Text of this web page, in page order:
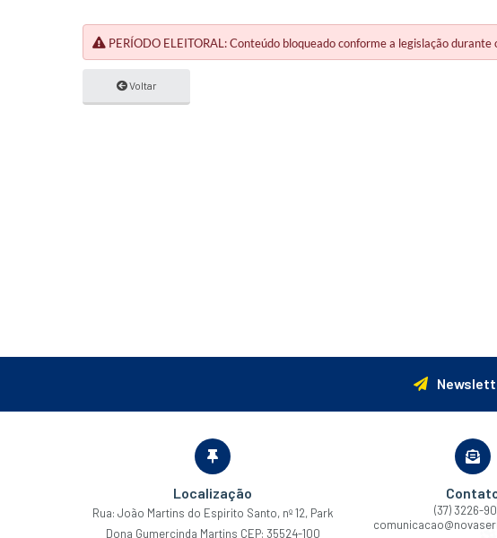
PERÍODO ELEITORAL: Conteúdo bloqueado conforme a legislação
Voltar
Localização
Rua: João Martins do Espirito Santo, nº 12, Park
Dona Gumercinda Martins CEP: 35524-100
(37) 3226-